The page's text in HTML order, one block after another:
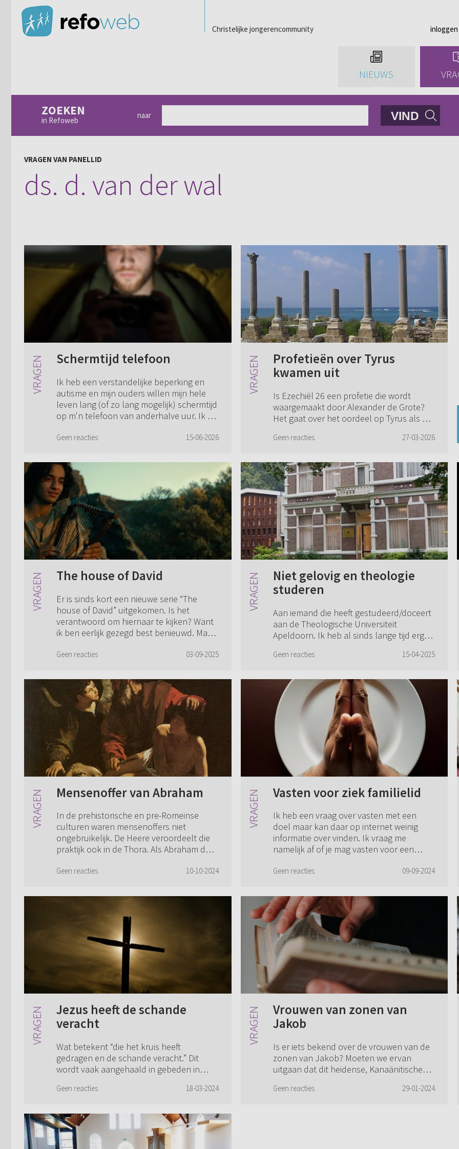
Christelijke jongerencommunity inloggen
NIEUWS
ZOEKEN
in Refoweb
naar VIND
VRAGEN VAN PANELLID
ds. d. van der wal
Schermtijd telefoon
Ik heb een verstandelijke beperking en
autisme en mijn ouders willen mijn hele
leven lang (of zo lang mogelijk) schermtijd
op m'n telefoon van anderhalve uur. Ik wil
Geen reacties 15-06-2026
Profetieën over Tyrus
kwamen uit
Is Ezechiël 26 een profetie die wordt
waargemaakt door Alexander de Grote?
Het gaat over het oordeel op Tyrus als het
zien we tot in de kleinste details ho...
Geen reacties 27-03-2026
The house of David
Er is sinds kort een nieuwe serie “The
house of David” uitgekomen. Is het
verantwoord om hiernaar te kijken? Want
ik ben eerlijk gezegd best benieuwd. Maar
Geen reacties 03-09-2025
Niet gelovig en theologie
studeren
Aan iemand die heeft gestudeerd/doceert
aan de Theologische Universiteit
Apeldoorn. Ik heb al sinds lange tijd erg
(gereformeerde) theologie en wens dit te
Geen reacties 15-04-2025
Mensenoffer van Abraham
In de prehistorische en pre-Romeinse
culturen waren mensenoffers niet
ongebruikelijk. De Heere veroordeelt die
praktijk ook in de Thora. Als Abraham de
we n...
Geen reacties 10-10-2024
Vasten voor ziek familielid
Ik heb een vraag over vasten met een
doel maar kan daar op internet weinig
informatie over vinden. Ik vraag me
namelijk af of je mag vasten voor een
hiervoor ...
Geen reacties 09-09-2024
Jezus heeft de schande
veracht
Wat betekent “die het kruis heeft
gedragen en de schande veracht.” Dit
wordt vaak aangehaald in gebeden in
door predikanten elders. Dat Jezus het
Geen reacties 18-03-2024
Vrouwen van zonen van
Jakob
Is er iets bekend over de vrouwen van de
zonen van Jakob? Moeten we ervan
uitgaan dat dit heidense, Kanaänitische
en Rachel, familie?
Geen reacties 29-01-2024